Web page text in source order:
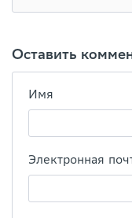
Оставить
Имя
Электронная